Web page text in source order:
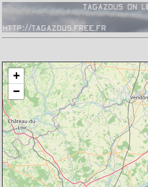
Chargement de la carte en cours
+
−